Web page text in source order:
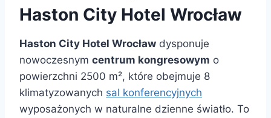
Haston City Hotel Wrocław
Haston City Hotel Wrocław dysponuje
nowoczesnym centrum kongresowym o
powierzchni 2500 m², które obejmuje 8
klimatyzowanych sal konferencyjnych
wyposażonych w naturalne dzienne światło. To